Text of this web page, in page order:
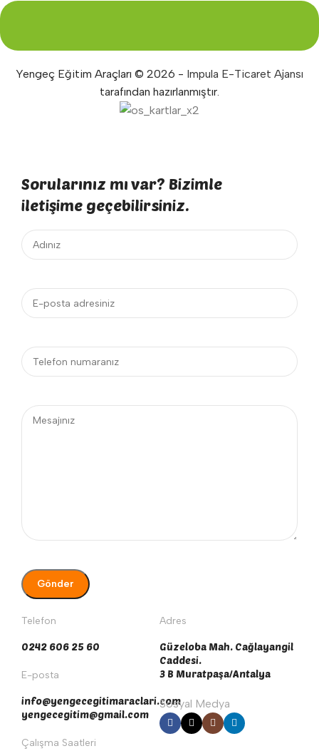
Yengeç Eğitim Araçları © 2026 - Impula E-Ticaret Ajansı
tarafından hazırlanmıştır.
Sorularınız mı var? Bizimle
iletişime geçebilirsiniz.
Telefon
0242 606 25 60
E-posta
info@yengecegitimaraclari.com
yengecegitim@gmail.com
Çalışma Saatleri
Adres
Güzeloba Mah. Cağlayangil
Caddesi.
3 B Muratpaşa/Antalya
Sosyal Medya